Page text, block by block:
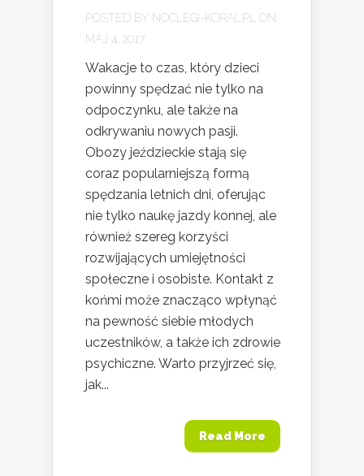
POSTED BY NOCLEGI-KORAL.PL
ON
MAJ 4, 2017
Wakacje to czas, który dzieci
powinny spędzać nie tylko na
odpoczynku, ale także na
odkrywaniu nowych pasji.
Obozy jeździeckie stają się
coraz popularniejszą formą
spędzania letnich dni, oferując
nie tylko naukę jazdy konnej, ale
również szereg korzyści
rozwijających umiejętności
społeczne i osobiste. Kontakt z
końmi może znacząco wpłynąć
na pewność siebie młodych
uczestników, a także ich zdrowie
psychiczne. Warto przyjrzeć się,
jak...
Read More